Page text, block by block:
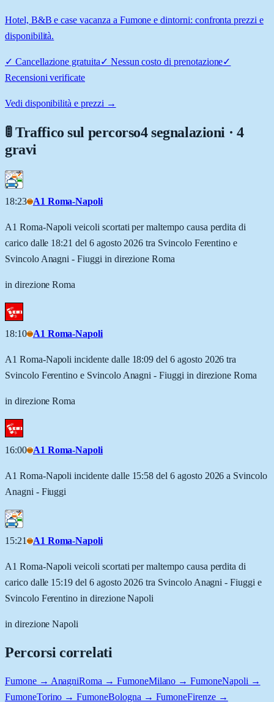
Hotel, B&B e case vacanza a Fumone e dintorni: confronta prezzi e
disponibilità.
✓ Cancellazione gratuita✓ Nessun costo di prenotazione✓
Recensioni verificate
Vedi disponibilità e prezzi →
🚦 Traffico sul percorso4 segnalazioni · 4
gravi
18:23 A1 Roma-Napoli
A1 Roma-Napoli veicoli scortati per maltempo causa perdita di
carico dalle 18:21 del 6 agosto 2026 tra Svincolo Ferentino e
Svincolo Anagni - Fiuggi in direzione Roma
in direzione Roma
18:10 A1 Roma-Napoli
A1 Roma-Napoli incidente dalle 18:09 del 6 agosto 2026 tra
Svincolo Ferentino e Svincolo Anagni - Fiuggi in direzione Roma
in direzione Roma
16:00 A1 Roma-Napoli
A1 Roma-Napoli incidente dalle 15:58 del 6 agosto 2026 a Svincolo
Anagni - Fiuggi
15:21 A1 Roma-Napoli
A1 Roma-Napoli veicoli scortati per maltempo causa perdita di
carico dalle 15:19 del 6 agosto 2026 tra Svincolo Anagni - Fiuggi e
Svincolo Ferentino in direzione Napoli
in direzione Napoli
Percorsi correlati
Fumone → AnagniRoma → FumoneMilano → FumoneNapoli →
FumoneTorino → FumoneBologna → FumoneFirenze →